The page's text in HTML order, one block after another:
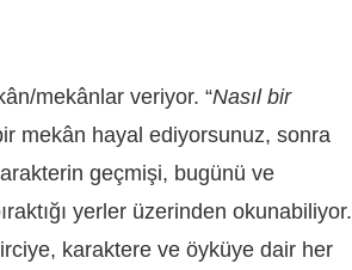
mekânlar veriyor. “Nasıl bir
mekân hayal ediyorsunuz, sonra
geçmişi, bugünü ve
yerler üzerinden okunabiliyor.
karaktere ve öyküye dair her